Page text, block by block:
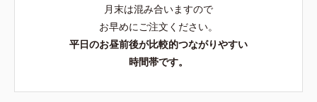
月末は混み合いますので
お早めにご注文ください。
平日のお昼前後が比較的つながりやすい
時間帯です。